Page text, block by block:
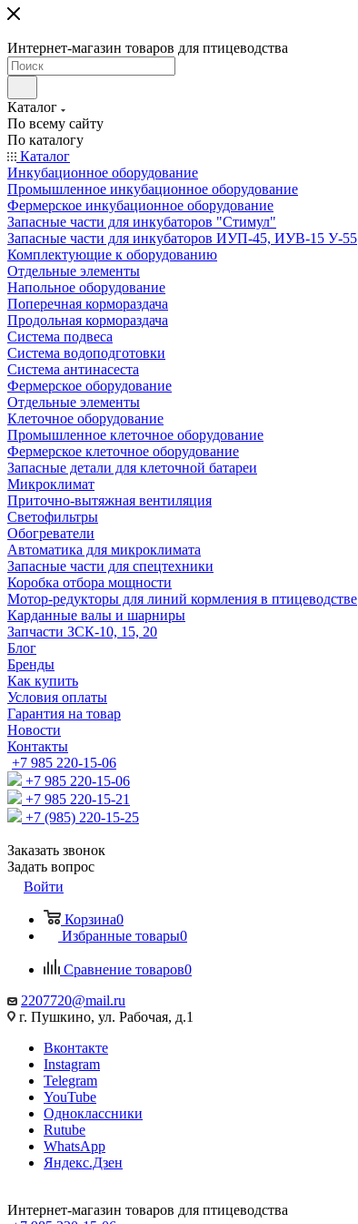
Интернет-магазин товаров для птицеводства
Каталог
По всему сайту
По каталогу
Каталог
Инкубационное оборудование
Промышленное инкубационное оборудование
Фермерское инкубационное оборудование
Запасные части для инкубаторов "Стимул"
Запасные части для инкубаторов ИУП-45, ИУВ-15 У-55
Комплектующие к оборудованию
Отдельные элементы
Напольное оборудование
Поперечная кормораздача
Продольная кормораздача
Система подвеса
Система водоподготовки
Система антинасеста
Фермерское оборудование
Отдельные элементы
Клеточное оборудование
Промышленное клеточное оборудование
Фермерское клеточное оборудование
Запасные детали для клеточной батареи
Микроклимат
Приточно-вытяжная вентиляция
Светофильтры
Обогреватели
Автоматика для микроклимата
Запасные части для спецтехники
Коробка отбора мощности
Мотор-редукторы для линий кормления в птицеводстве
Карданные валы и шарниры
Запчасти ЗСК-10, 15, 20
Блог
Бренды
Как купить
Условия оплаты
Гарантия на товар
Новости
Контакты
+7 985 220-15-06
+7 985 220-15-06
+7 985 220-15-21
+7 (985) 220-15-25
Заказать звонок
Задать вопрос
Войти
Корзина0
Избранные товары0
Сравнение товаров0
2207720@mail.ru
г. Пушкино, ул. Рабочая, д.1
Вконтакте
Instagram
Telegram
YouTube
Одноклассники
Rutube
WhatsApp
Яндекс.Дзен
Интернет-магазин товаров для птицеводства